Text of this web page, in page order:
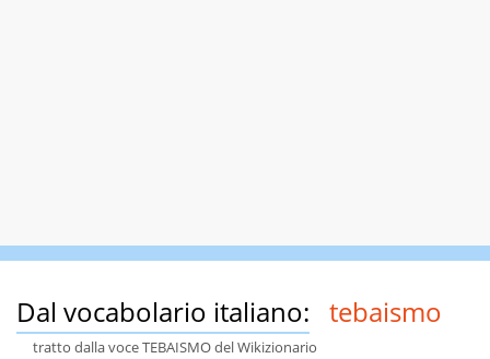
Dal vocabolario italiano: tebaismo
tratto dalla voce TEBAISMO del Wikizionario